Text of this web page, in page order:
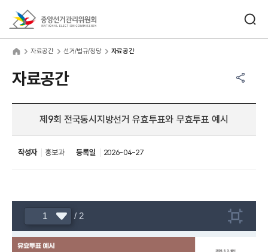
자료공간 선거/법규/정당 자료공간
자료공간
제9회 전국동시지방선거 유효투표와 무효투표 예시
작성자 홍보과 등록일 2026-04-27